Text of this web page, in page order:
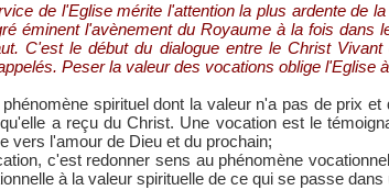
de l'Eglise mérite l'attention la plus ardente de
éminent l'avènement du Royaume à la fois dans
C'est le début du dialogue entre le Christ
Peser la valeur des vocations oblige l'Eglise
spirituel dont la valeur n'a pas de prix et
a reçu du Christ. Une vocation est le
vers l'amour de Dieu et du prochain;
c'est redonner sens au phénomène
à la valeur spirituelle de ce qui se passe